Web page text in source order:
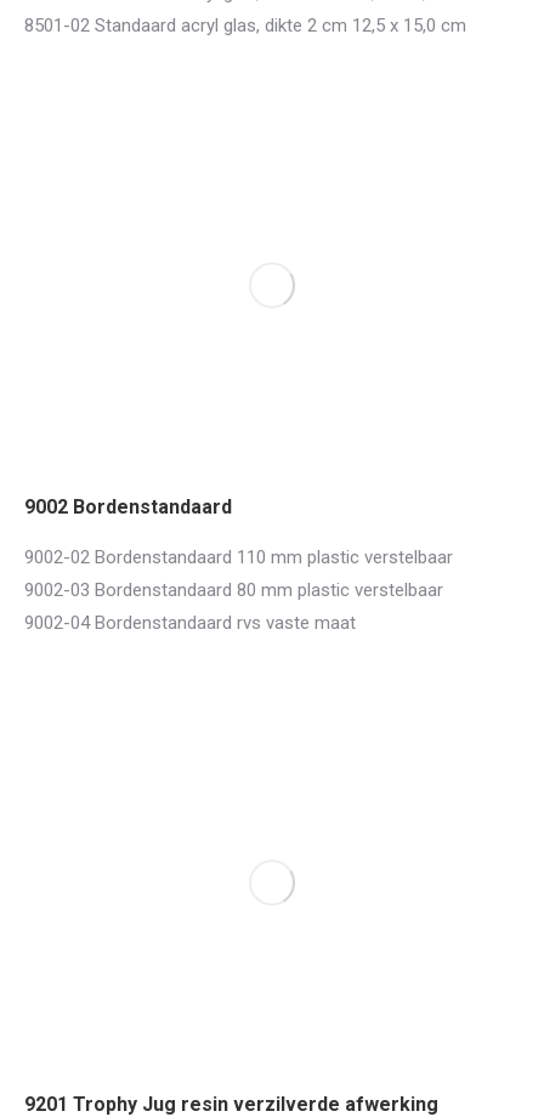
8501-02 Standaard acryl glas, dikte 2 cm 12,5 x 15,0 cm
9002 Bordenstandaard
9002-02 Bordenstandaard 110 mm plastic verstelbaar
9002-03 Bordenstandaard 80 mm plastic verstelbaar
9002-04 Bordenstandaard rvs vaste maat
9201 Trophy Jug resin verzilverde afwerking